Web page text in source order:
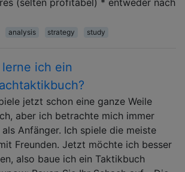
analysis strategy study
ich ein
jetzt schon eine ganze Weile
aber ich betrachte mich immer
als Anfänger. Ich spiele die meiste
Freunden. Jetzt möchte ich besser
also baue ich ein Taktikbuch